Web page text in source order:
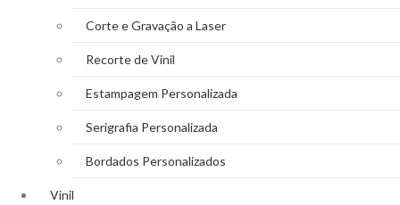
Corte e Gravação a Laser
Recorte de Vinil
Estampagem Personalizada
Serigrafia Personalizada
Bordados Personalizados
Vinil